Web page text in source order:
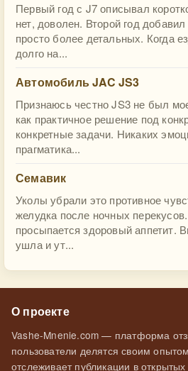
Первый год с J7 описывал
нет, доволен. Второй год
просто более детальных. Когда
долго на...
Автомобиль JAC JS3
Признаюсь честно JS3 не был
как практичное решение под
конкретные задачи. Никаких
прагматика...
Семавик
Уколы убрали это противное
желудка после ночных
просыпается здоровый аппетит.
ушла и ут...
О проекте
Vashe-Mnenie.com — платформа
пользователи делятся своим
отслеживает публикации в